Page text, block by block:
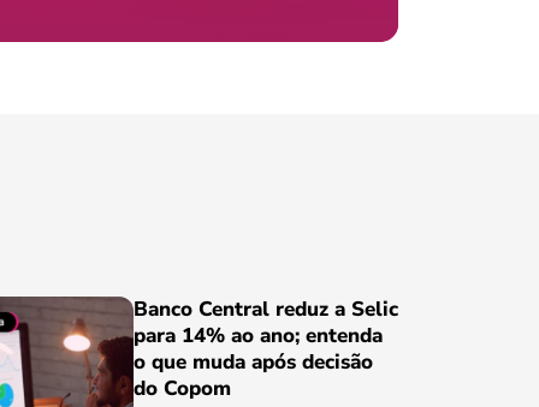
Banco Central reduz a Selic
para 14% ao ano; entenda
o que muda após decisão
do Copom